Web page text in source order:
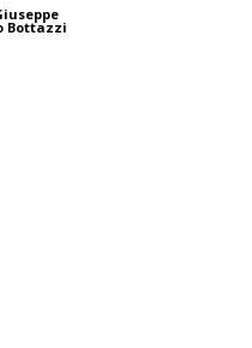
Bottazzi